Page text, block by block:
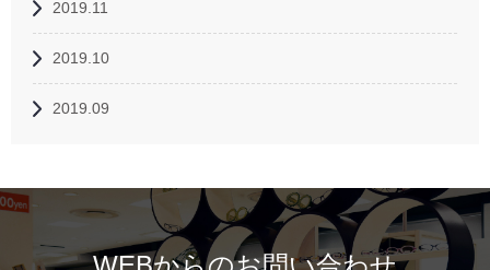
2019.11
2019.10
2019.09